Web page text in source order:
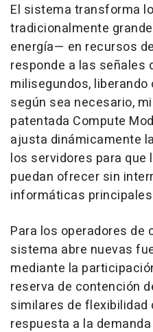
El sistema transforma
tradicionalmente
energía— en recursos
responde a las señales
milisegundos,
según sea necesario,
patentada Compute
ajusta dinámicamente
los servidores para que
puedan ofrecer sin
informáticas
Para los operadores de
sistema abre nuevas
mediante la
reserva de contención
similares de flexibilidad
respuesta a la